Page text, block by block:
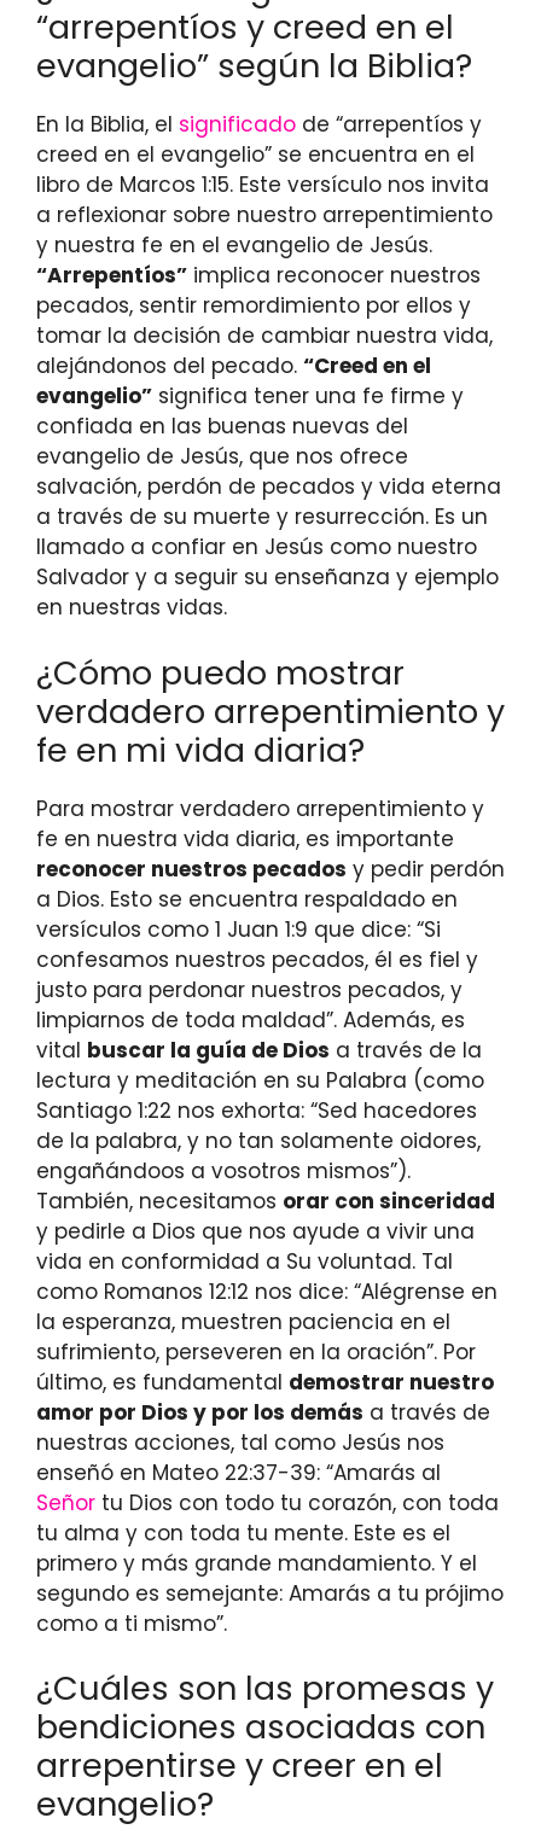
“arrepentíos y creed en el
evangelio” según la Biblia?
En la Biblia, el significado de “arrepentíos y
creed en el evangelio” se encuentra en el
libro de Marcos 1:15. Este versículo nos invita
a reflexionar sobre nuestro arrepentimiento
y nuestra fe en el evangelio de Jesús.
“Arrepentíos” implica reconocer nuestros
pecados, sentir remordimiento por ellos y
tomar la decisión de cambiar nuestra vida,
alejándonos del pecado. “Creed en el
evangelio” significa tener una fe firme y
confiada en las buenas nuevas del
evangelio de Jesús, que nos ofrece
salvación, perdón de pecados y vida eterna
a través de su muerte y resurrección. Es un
llamado a confiar en Jesús como nuestro
Salvador y a seguir su enseñanza y ejemplo
en nuestras vidas.
¿Cómo puedo mostrar
verdadero arrepentimiento y
fe en mi vida diaria?
Para mostrar verdadero arrepentimiento y
fe en nuestra vida diaria, es importante
reconocer nuestros pecados y pedir perdón
a Dios. Esto se encuentra respaldado en
versículos como 1 Juan 1:9 que dice: “Si
confesamos nuestros pecados, él es fiel y
justo para perdonar nuestros pecados, y
limpiarnos de toda maldad”. Además, es
vital buscar la guía de Dios a través de la
lectura y meditación en su Palabra (como
Santiago 1:22 nos exhorta: “Sed hacedores
de la palabra, y no tan solamente oidores,
engañándoos a vosotros mismos”).
También, necesitamos orar con sinceridad
y pedirle a Dios que nos ayude a vivir una
vida en conformidad a Su voluntad. Tal
como Romanos 12:12 nos dice: “Alégrense en
la esperanza, muestren paciencia en el
sufrimiento, perseveren en la oración”. Por
último, es fundamental demostrar nuestro
amor por Dios y por los demás a través de
nuestras acciones, tal como Jesús nos
enseñó en Mateo 22:37-39: “Amarás al
Señor tu Dios con todo tu corazón, con toda
tu alma y con toda tu mente. Este es el
primero y más grande mandamiento. Y el
segundo es semejante: Amarás a tu prójimo
como a ti mismo”.
¿Cuáles son las promesas y
bendiciones asociadas con
arrepentirse y creer en el
evangelio?